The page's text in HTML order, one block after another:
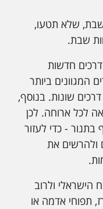
שלא תטעו,
שבת.
חדשות
המגוונים ביותר
שונות. בנוסף,
לכל ארוחה. לכן
בתנור - כדי לעזור
ולהרשים את
הישראלי ולרוב
תפוחי אדמה או